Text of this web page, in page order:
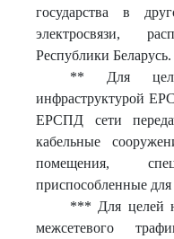
государства в
электросвязи,
Республики Беларусь.
** Для
инфраструктурой
ЕРСПД сети
кабельные
помещения,
приспособленные
*** Для целей
межсетевого